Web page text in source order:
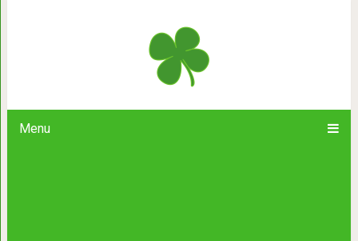
Menu
Женила сына и надеялась, что
Есть же счастливые